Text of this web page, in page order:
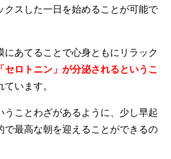
クスした一日を始めることが可能で
にあてることで心身ともにリラック
「セロトニン」が分泌されるというこ
ています。
うことわざがあるように、少し早起
で最高な朝を迎えることができるの